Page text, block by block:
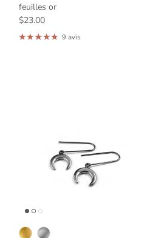
feuilles or
$23.00
9 avis